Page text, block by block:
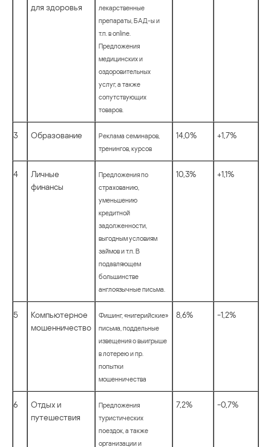
для здоровья
лекарственные
препараты, БАД-ы и
т.п. в online.
Предложения
медицинских и
оздоровительных
услуг, а также
сопутствующих
товаров.
3 Образование
Реклама семинаров,
тренингов, курсов
14,0% +1,7%
4
Личные
финансы
Предложения по
страхованию,
уменьшению
кредитной
задолженности,
выгодным условиям
займов и т.п. В
подавляющем
большинстве
англоязычные письма.
10,3% +1,1%
5
Компьютерное
мошенничество
Фишинг, «нигерийские»
письма, поддельные
извещения о выигрыше
в лотерею и пр.
попытки
мошенничества
8,6% -1,2%
6
Отдых и
путешествия
Предложения
туристических
поездок, а также
организации и
7,2% -0,7%